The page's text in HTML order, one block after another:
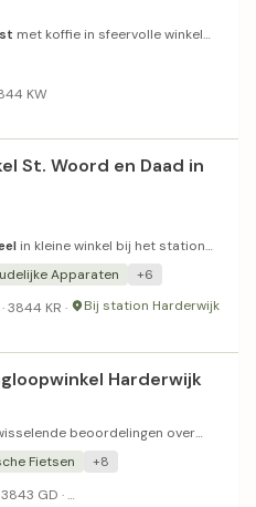
met koffie in sfeervolle winkel
KW
St. Woord en Daad in
in kleine winkel bij het station
boeken.
Apparaten
+6
3844 KR ·
Bij station Harderwijk
Harderwijk
beoordelingen over
Fietsen
+8
Deventerweg 6 · 3843 GD ·